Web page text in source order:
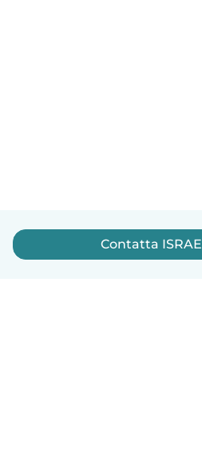
Contatta ISRAE